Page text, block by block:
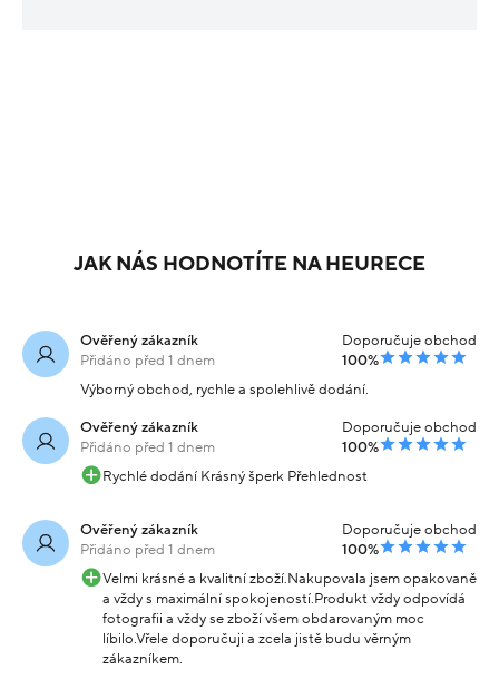
srdce pecky 1.85g
Skladem 8 719 Kč
-20% kód:
SRPEN20
6 975 Kč
Koupit s kódem
kód: 001161011225
2.3cm 2.66g
8 459 Kč
-20% kód:
SRPEN20
Koupit s kódem
kód: R07012501732
JAK NÁS HODNOTÍTE NA HEURECE